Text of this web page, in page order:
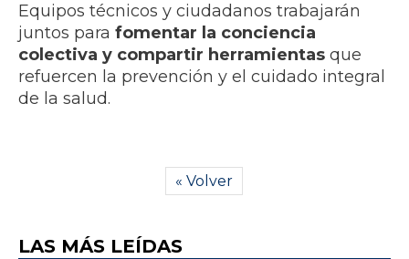
Equipos técnicos y ciudadanos trabajarán
juntos para fomentar la conciencia
colectiva y compartir herramientas que
refuercen la prevención y el cuidado integral
de la salud.
« Volver
LAS MÁS LEÍDAS